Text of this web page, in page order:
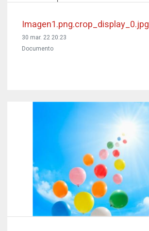
Imagen1.png.crop_display_0.jpg
30 mar. 22 20:23
Documento